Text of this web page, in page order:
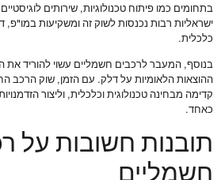
בתחומים כמו פיתוח טכנולוגיות, שירותים
ישראליות רבות נכנסות לשוק זה ומשקיעות
כלכלית.
בנוסף, המעבר לרכבים חשמליים עשוי להוריד
ההוצאות הלאומיות על דלק. עם הזמן, שוק הרכב
קדימה מבחינה טכנולוגית וכלכלית, וליצור
כאחד.
תובנות חשובות על
חשמליים